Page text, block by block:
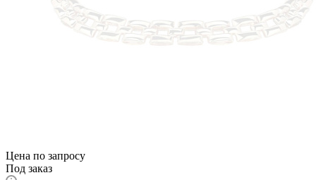
Цена по запросу
Под заказ